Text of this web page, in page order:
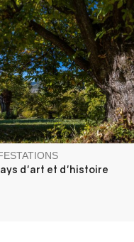
: visite d'une
variétés de châtaigne.
d'art et d'histoire